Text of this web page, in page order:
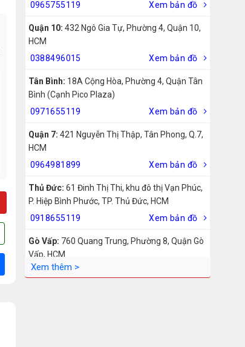
0965755119
Xem bản đồ
Quận 10: 432 Ngô Gia Tự, Phường 4, Quận 10,
HCM
0388496015
Xem bản đồ
Tân Bình: 18A Cộng Hòa, Phường 4, Quận Tân
Bình (Cạnh Pico Plaza)
0971655119
Xem bản đồ
Quận 7: 421 Nguyễn Thị Thập, Tân Phong, Q.7,
HCM
0964981899
Xem bản đồ
Thủ Đức: 61 Đinh Thị Thi, khu đô thị Vạn Phúc,
P. Hiệp Bình Phước, TP. Thủ Đức, HCM
0918655119
Xem bản đồ
Gò Vấp: 760 Quang Trung, Phường 8, Quận Gò
Vấp, HCM
0942755119